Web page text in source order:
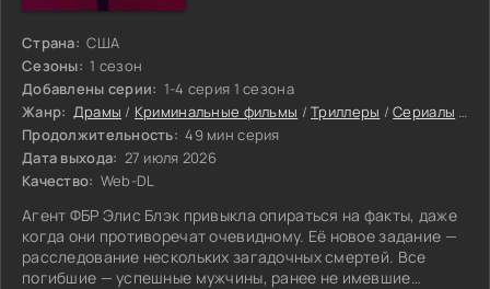
Страна: США
Сезоны: 1 сезон
Добавлены серии: 1-4 серия 1 сезона
Жанр: Драмы / Криминальные фильмы /Триллеры /Сериалы
Продолжительность: 49 мин серия
Дата выхода: 27 июля 2026
Качество: Web-DL
Агент ФБР Элис Блэк привыкла опираться на факты, даже
когда они противоречат очевидному. Её новое задание —
расследование нескольких загадочных смертей. Все
погибшие — успешные мужчины, ранее не имевшие